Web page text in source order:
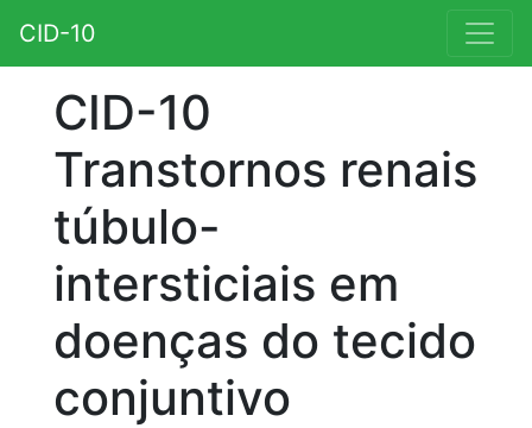
CID-10
CID-10
Transtornos renais
túbulo-
intersticiais em
doenças do tecido
conjuntivo